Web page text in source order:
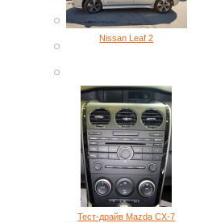
Nissan Leaf 2
Тест-драйв Mazda CX-7